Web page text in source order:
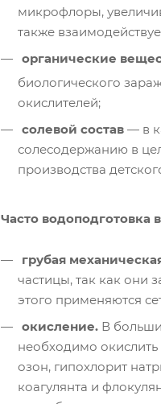
микрофлоры,
также
органические
биологического
окислителей;
солевой состав — в
солесодержанию в
производства
Часто водоподготовка
грубая
частицы, так как они
этого применяются
окисление. В
необходимо окислить
озон, гипохлорит
коагулянта и